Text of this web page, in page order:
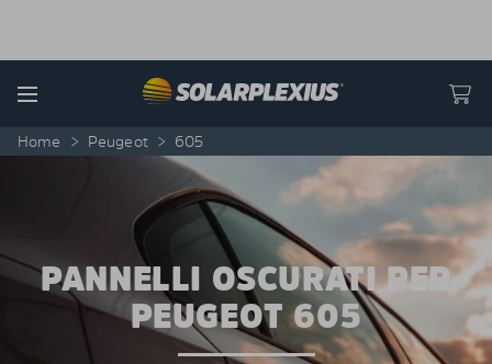
Menu
Home > Peugeot > 605
PANNELLI OSCURATI PER
PEUGEOT 605